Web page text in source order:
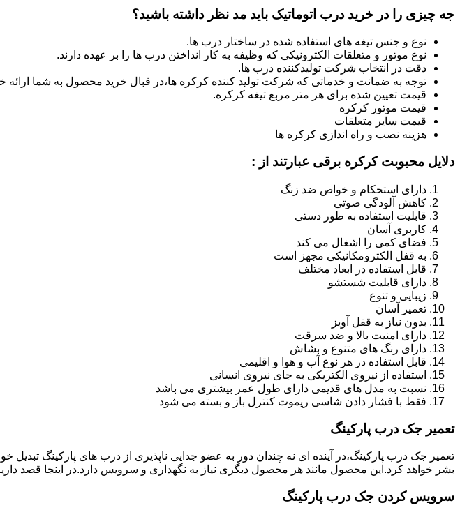
جه چیزی را در خرید درب اتوماتیک باید مد نظر داشته باشید؟
نوع و جنس تیغه های استفاده شده در ساختار درب ها.
نوع موتور و متعلقات الکترونیکی که وظیفه به کار انداختن درب ها را بر عهده دارند.
دقت در انتخاب شرکت تولیدکننده درب ها.
توجه به ضمانت و خدماتی که شرکت تولید کننده کرکره ها،در قبال خرید محصول به شما ارائه
قیمت تعیین شده برای هر متر مربع تیغه کرکره.
قیمت موتور کرکره
قیمت سایر متعلقات
هزینه نصب و راه اندازی کرکره ها
دلایل محبوبت کرکره برقی عبارتند از :
دارای استحکام و خواص ضد زنگ
کاهش آلودگی صوتی
قابلیت استفاده به طور دستی
کاربری آسان
فضای کمی را اشغال می کند
به قفل الکترومکانیکی مجهز است
قابل استفاده در ابعاد مختلف
دارای قابلیت شستشو
زیبایی و تنوع
تعمیر آسان
بدون نیاز به قفل آویز
دارای امنیت بالا و ضد سرقت
دارای رنگ های متنوع و بشاش
قابل استفاده در هر نوع آب و هوا و اقلیمی
استفاده از نیروی الکتریکی به جای نیروی انسانی
نسبت به مدل های قدیمی دارای طول عمر بیشتری می باشد
فقط با فشار دادن شاسی ریموت کنترل باز و بسته می شود
تعمیر جک درب پارکینگ
تعمیر جک درب پارکینگ،در آینده ای نه چندان دور به عضو جدایی ناپذیری از درب های پارکینگ
بشر خواهد کرد.این محصول مانند هر محصول دیگری نیاز به نگهداری و سرویس دارد.در اینجا قصد
سرویس کردن جک درب پارکینگ